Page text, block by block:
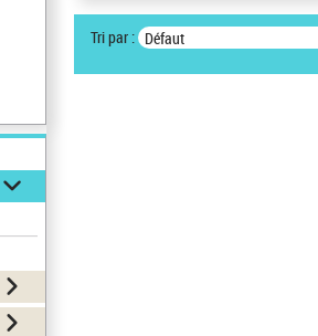
Tri par : Défaut